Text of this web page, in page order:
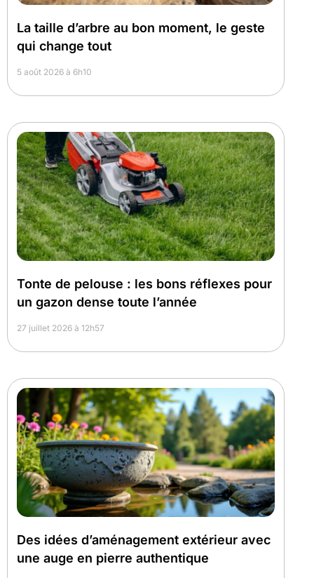
La taille d’arbre au bon moment, le geste
qui change tout
5 août 2026 à 6h10
Tonte de pelouse : les bons réflexes pour
un gazon dense toute l’année
27 juillet 2026 à 12h57
Des idées d’aménagement extérieur avec
une auge en pierre authentique